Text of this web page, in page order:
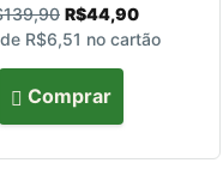
R$44,90
R$6,51 no cartão
Comprar